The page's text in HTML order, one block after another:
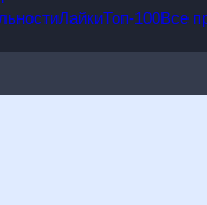
сервисы